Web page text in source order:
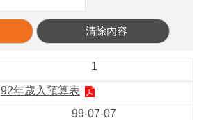
1
92年歲入預算表
99-07-07